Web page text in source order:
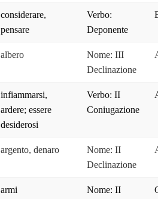
considerare,
pensare
Verbo:
Deponente
albero
Nome: III
Declinazione
infiammarsi,
ardere; essere
desiderosi
Verbo: II
Coniugazione
argento, denaro
Nome: II
Declinazione
armi
Nome: II